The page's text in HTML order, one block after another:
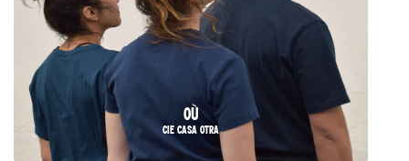
OÙ
CIE CASA OTRA